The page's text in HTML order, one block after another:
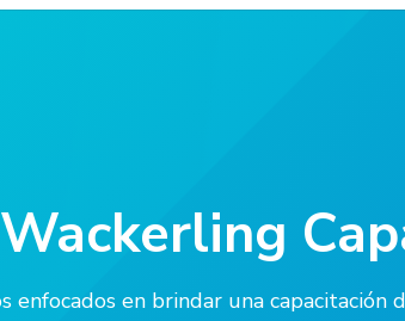
Wackerling
enfocados en brindar una capacitación